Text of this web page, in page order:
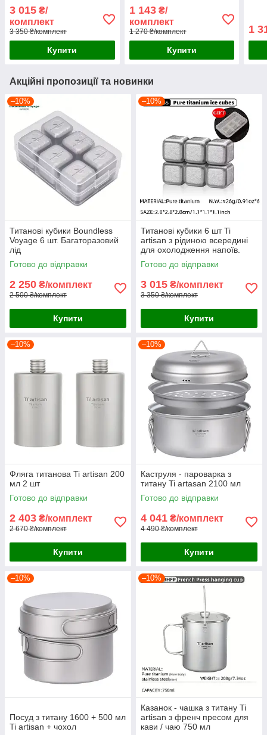
Багаторазовий лід
3 015 ₴/
комплект
3 350 ₴/комплект
Купити
1 143₴/
комплект
1 270 ₴/комплект
Купити
1
Акційні пропозиції та новинки
–10%
Титанові кубики Boundless
Voyage 6 шт. Багаторазовий
лід
Готово до відправки
2 250 ₴/комплект
2 500 ₴/комплект
Купити
–10%
Титанові кубики 6 шт Ti
artisan з рідиною всередині
для охолодження напоїв.
Багаторазовий лід
Готово до відправки
3 015 ₴/комплект
3 350 ₴/комплект
Купити
–10%
Фляга титанова Ti artisan 200
мл 2 шт
Готово до відправки
2 403 ₴/комплект
2 670 ₴/комплект
Купити
–10%
Каструля - пароварка з
титану Ti artasan 2100 мл
Готово до відправки
4 041 ₴/комплект
4 490 ₴/комплект
Купити
–10%
Посуд з титану 1600 + 500 мл
Ti artisan + чохол
–10%
Казанок - чашка з титану Ti
artisan з френч пресом для
кави / чаю 750 мл